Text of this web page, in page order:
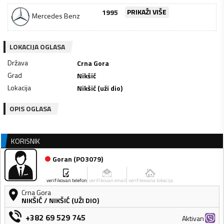
Mercedes Benz 1995 PRIKAŽI VIŠE
LOKACIJA OGLASA
Država
Crna Gora
Grad
Nikšić
Lokacija
Nikšić (uži dio)
OPIS OGLASA
KORISNIK
Goran (PO3079)
verifikovan telefon verifikovan email verifikovana lokacija
Crna Gora
NIKŠIĆ/ NIKŠIĆ (UŽI DIO)
+382 69 529 745 Aktivan